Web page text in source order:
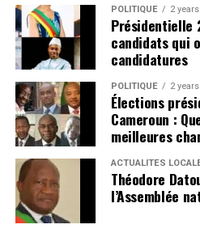
POLITIQUE 2
Présidentielle
candidats qui
candidatures
POLITIQUE 2
Élections
Cameroun :
meilleures
ACTUALITÉS
Théodore
l’Assemblée